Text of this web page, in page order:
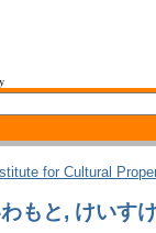
for Cultural
もと, けいす